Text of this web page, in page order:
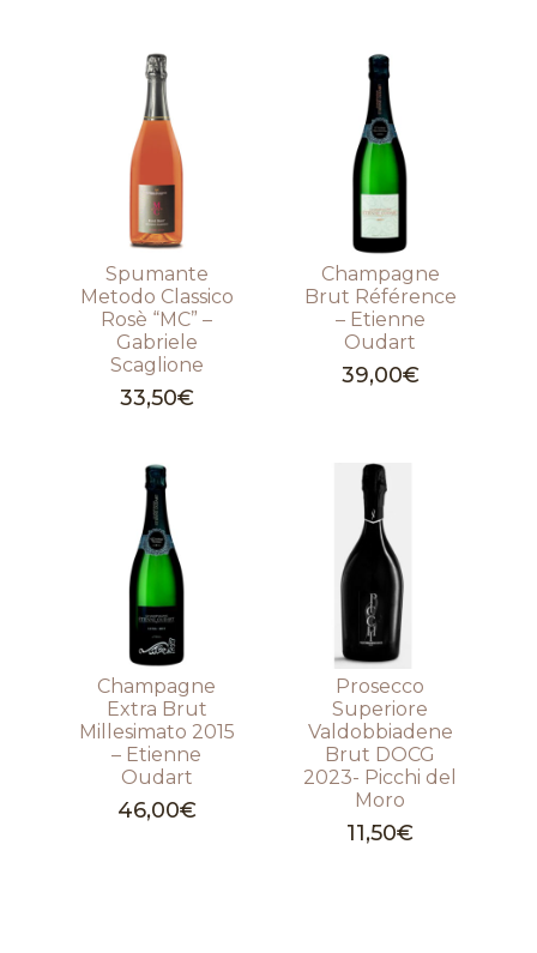
Spumante
Metodo Classico
Rosè “MC” –
Gabriele
Scaglione
33,50€
Champagne
Brut Référence
– Etienne
Oudart
39,00€
Champagne
Extra Brut
Millesimato 2015
– Etienne
Oudart
46,00€
Prosecco
Superiore
Valdobbiadene
Brut DOCG
2023- Picchi del
Moro
11,50€